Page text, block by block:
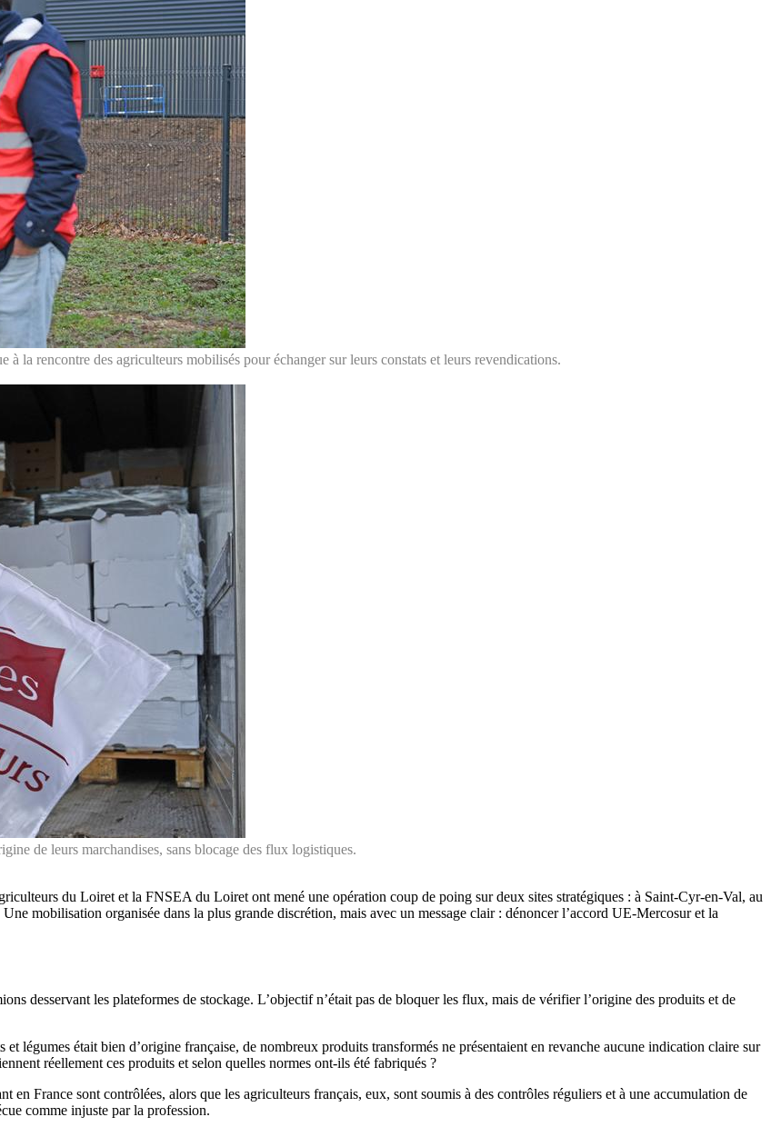
la rencontre des agriculteurs mobilisés pour échanger sur leurs constats et leurs revendications.
de leurs marchandises, sans blocage des flux logistiques.
du Loiret et la FNSEA du Loiret ont mené une opération coup de poing sur deux sites stratégiques : à Saint-Cyr-en-Val, au
mobilisation organisée dans la plus grande discrétion, mais avec un message clair : dénoncer l’accord UE-Mercosur et la
desservant les plateformes de stockage. L’objectif n’était pas de bloquer les flux, mais de vérifier l’origine des produits et de
légumes était bien d’origine française, de nombreux produits transformés ne présentaient en revanche aucune indication claire sur
réellement ces produits et selon quelles normes ont-ils été fabriqués ?
en France sont contrôlées, alors que les agriculteurs français, eux, sont soumis à des contrôles réguliers et à une accumulation de
comme injuste par la profession.